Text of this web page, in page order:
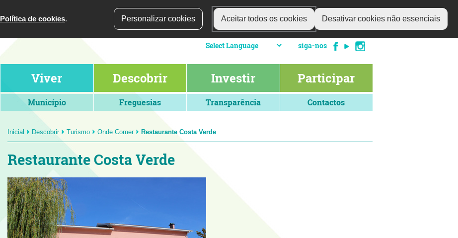
Política de cookies. Personalizar cookies Aceitar todos os cookies Desativar cookies não essenciais
siga-nos
Viver Descobrir Investir Participar
Município Freguesias Transparência Contactos
Inicial Descobrir Turismo Onde Comer Restaurante Costa Verde
Restaurante Costa Verde